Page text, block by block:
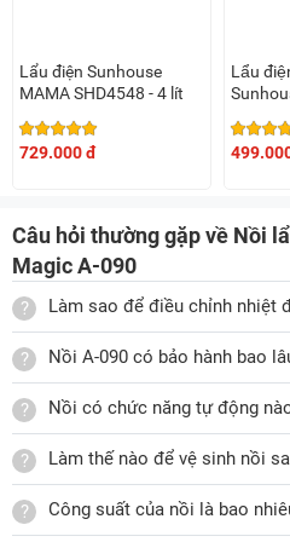
giúp tiết kiệm thời gian mà còn
bên trong nồi luôn ổn định,
ngon trọn vẹn.
Với dung tích lớn lên đến 5 lít,
Magic A-090 cho phép bạn nấu
một lần sử dụng. Dung tích này
đình từ 4 đến 6 người hoặc
bè. Nhờ đó, bạn không còn lo
lần khi phục vụ số lượng lớn món
Lớp chống dính Ceramic cao
sinh
Lẩu điện Sunhouse
MAMA SHD4548 - 4 lít
729.000 đ
Lẩu
Câu hỏi thường gặp về Nồi
Magic A-090
Làm sao để điều chỉnh nhiệt
Nồi A-090 có bảo hành bao
Nồi có chức năng tự động
Làm thế nào để vệ sinh nồi
Công suất của nồi là bao